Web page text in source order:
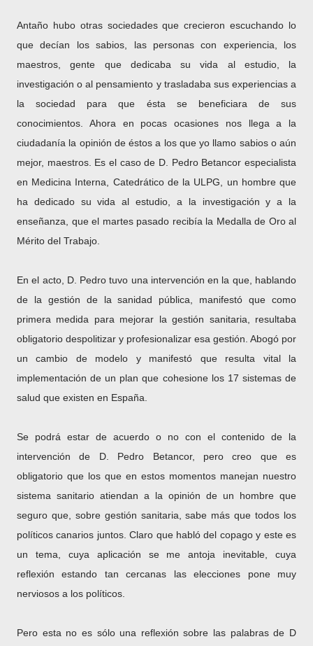
Antaño hubo otras sociedades que crecieron escuchando lo
que decían los sabios, las personas con experiencia, los
maestros, gente que dedicaba su vida al estudio, la
investigación o al pensamiento y trasladaba sus experiencias a
la sociedad para que ésta se beneficiara de sus
conocimientos. Ahora en pocas ocasiones nos llega a la
ciudadanía la opinión de éstos a los que yo llamo sabios o aún
mejor, maestros. Es el caso de D. Pedro Betancor especialista
en Medicina Interna, Catedrático de la ULPG, un hombre que
ha dedicado su vida al estudio, a la investigación y a la
enseñanza, que el martes pasado recibía la Medalla de Oro al
Mérito del Trabajo.
En el acto, D. Pedro tuvo una intervención en la que, hablando
de la gestión de la sanidad pública, manifestó que como
primera medida para mejorar la gestión sanitaria, resultaba
obligatorio despolitizar y profesionalizar esa gestión. Abogó por
un cambio de modelo y manifestó que resulta vital la
implementación de un plan que cohesione los 17 sistemas de
salud que existen en España.
Se podrá estar de acuerdo o no con el contenido de la
intervención de D. Pedro Betancor, pero creo que es
obligatorio que los que en estos momentos manejan nuestro
sistema sanitario atiendan a la opinión de un hombre que
seguro que, sobre gestión sanitaria, sabe más que todos los
políticos canarios juntos. Claro que habló del copago y este es
un tema, cuya aplicación se me antoja inevitable, cuya
reflexión estando tan cercanas las elecciones pone muy
nerviosos a los políticos.
Pero esta no es sólo una reflexión sobre las palabras de D